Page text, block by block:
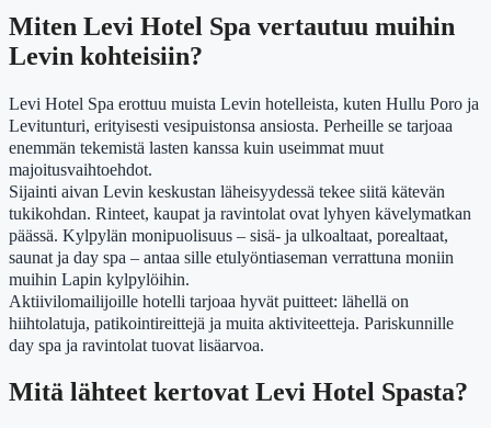
Miten Levi Hotel Spa vertautuu muihin
Levin kohteisiin?
Levi Hotel Spa erottuu muista Levin hotelleista, kuten Hullu Poro ja
Levitunturi, erityisesti vesipuistonsa ansiosta. Perheille se tarjoaa
enemmän tekemistä lasten kanssa kuin useimmat muut
majoitusvaihtoehdot.
Sijainti aivan Levin keskustan läheisyydessä tekee siitä kätevän
tukikohdan. Rinteet, kaupat ja ravintolat ovat lyhyen kävelymatkan
päässä. Kylpylän monipuolisuus – sisä- ja ulkoaltaat, porealtaat,
saunat ja day spa – antaa sille etulyöntiaseman verrattuna moniin
muihin Lapin kylpylöihin.
Aktiivilomailijoille hotelli tarjoaa hyvät puitteet: lähellä on
hiihtolatuja, patikointireittejä ja muita aktiviteetteja. Pariskunnille
day spa ja ravintolat tuovat lisäarvoa.
Mitä lähteet kertovat Levi Hotel Spasta?